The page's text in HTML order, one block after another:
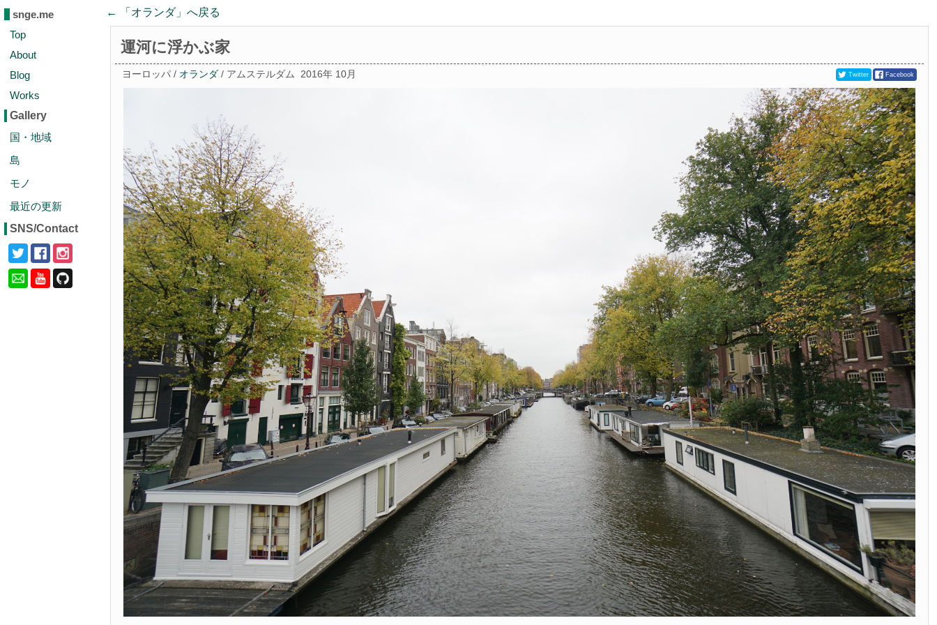
snge.me
Top
About
Blog
Works
Gallery
国・地域
島
モノ
最近の更新
SNS/Contact
← 「 オランダ」へ戻る
運河に浮かぶ家
ヨーロッパ / オランダ / アムステルダム 2016年 10月 Twitter Facebook